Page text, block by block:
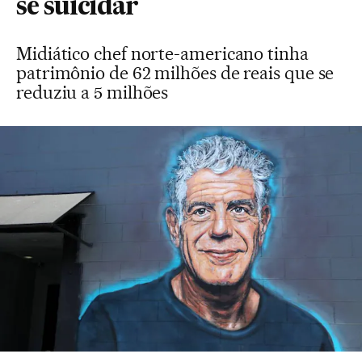
se suicidar
Midiático chef norte-americano tinha
patrimônio de 62 milhões de reais que se
reduziu a 5 milhões